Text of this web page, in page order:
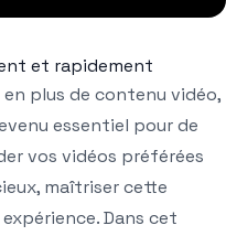
et rapidement
plus de contenu vidéo,
essentiel pour de
vos vidéos préférées
maîtriser cette
Dans cet